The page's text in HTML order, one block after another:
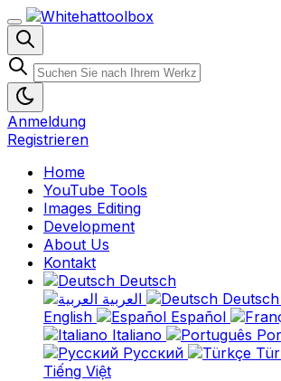
Anmeldung
Registrieren
Home
YouTube Tools
Images Editing
Development
About Us
Kontakt
Deutsch
Deutsch
English
Español
Italiano
Русский
Tiếng Việt